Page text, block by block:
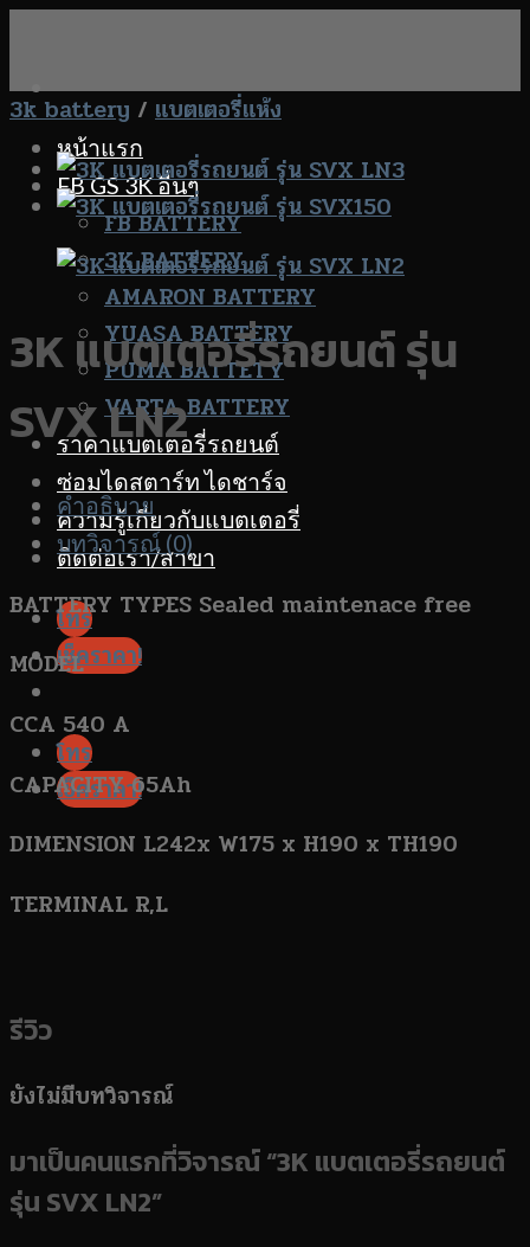
content
หน้าแรก
FB GS 3K อื่นๆ
FB BATTERY
3K BATTERY
AMARON BATTERY
YUASA BATTERY
PUMA BATTETY
VARTA BATTERY
ราคาแบตเตอรี่รถยนต์
ซ่อมไดสตาร์ท ไดชาร์จ
ความรู้เกี่ยวกับแบตเตอรี่
ติดต่อเรา/สาขา
โทร
เช็คราคา!
โทร
เช็คราคา!
3k battery / แบตเตอรี่แห้ง
3K แบตเตอรี่รถยนต์ รุ่น
SVX LN2
คำอธิบาย
บทวิจารณ์ (0)
BATTERY TYPES Sealed maintenace free
MODEL
CCA 540 A
CAPACITY 65Ah
DIMENSION L242x W175 x H190 x TH190
TERMINAL R,L
รีวิว
ยังไม่มีบทวิจารณ์
มาเป็นคนแรกที่วิจารณ์ “3K แบตเตอรี่รถยนต์
รุ่น SVX LN2”